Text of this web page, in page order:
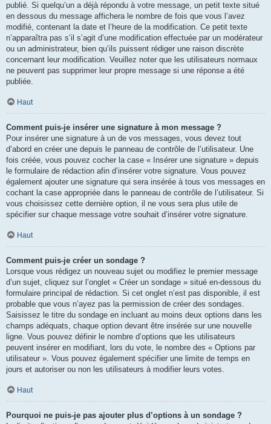
publié. Si quelqu’un a déjà répondu à votre message, un petit texte situé
en dessous du message affichera le nombre de fois que vous l’avez
modifié, contenant la date et l’heure de la modification. Ce petit texte
n’apparaîtra pas s’il s’agit d’une modification effectuée par un modérateur
ou un administrateur, bien qu’ils puissent rédiger une raison discrète
concernant leur modification. Veuillez noter que les utilisateurs normaux
ne peuvent pas supprimer leur propre message si une réponse a été
publiée.
Haut
Comment puis-je insérer une signature à mon message ?
Pour insérer une signature à un de vos messages, vous devez tout
d’abord en créer une depuis le panneau de contrôle de l’utilisateur. Une
fois créée, vous pouvez cocher la case « Insérer une signature » depuis
le formulaire de rédaction afin d’insérer votre signature. Vous pouvez
également ajouter une signature qui sera insérée à tous vos messages en
cochant la case appropriée dans le panneau de contrôle de l’utilisateur. Si
vous choisissez cette dernière option, il ne vous sera plus utile de
spécifier sur chaque message votre souhait d’insérer votre signature.
Haut
Comment puis-je créer un sondage ?
Lorsque vous rédigez un nouveau sujet ou modifiez le premier message
d’un sujet, cliquez sur l’onglet « Créer un sondage » situé en-dessous du
formulaire principal de rédaction. Si cet onglet n’est pas disponible, il est
probable que vous n’ayez pas la permission de créer des sondages.
Saisissez le titre du sondage en incluant au moins deux options dans les
champs adéquats, chaque option devant être insérée sur une nouvelle
ligne. Vous pouvez définir le nombre d’options que les utilisateurs
peuvent insérer en modifiant, lors du vote, le nombre des « Options par
utilisateur ». Vous pouvez également spécifier une limite de temps en
jours et autoriser ou non les utilisateurs à modifier leurs votes.
Haut
Pourquoi ne puis-je pas ajouter plus d’options à un sondage ?